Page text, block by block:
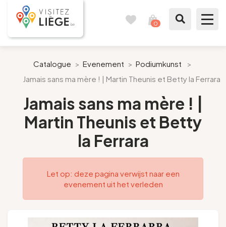
0
Inspiraties
Bereid mijn verblijf voor
Catalogue > Evenement > Podiumkunst
>
Jamais sans ma mère ! | Martin Theunis et Betty la Ferrara
Jamais sans ma mère ! |
Martin Theunis et Betty
la Ferrara
Let op: deze pagina verwijst naar een
evenement uit het verleden